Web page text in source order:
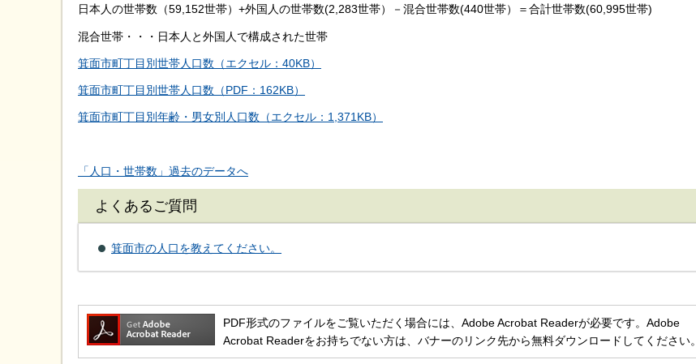
日本人の世帯数（59,152世帯）+外国人の世帯数(2,283世帯）－混合世帯数(440世帯）＝合計世帯数(60,995世帯)
混合世帯・・・日本人と外国人で構成された世帯
箕面市町丁目別世帯人口数（エクセル：40KB）
箕面市町丁目別世帯人口数（PDF：162KB）
箕面市町丁目別年齢・男女別人口数（エクセル：1,371KB）
「人口・世帯数」過去のデータへ
よくあるご質問
箕面市の人口を教えてください。
PDF形式のファイルをご覧いただく場合には、Adobe Acrobat Readerが必要です。Adobe
Acrobat Readerをお持ちでない方は、バナーのリンク先から無料ダウンロードしてください。